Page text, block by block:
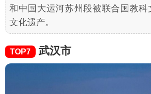
和中国大运河苏州段被联合国教科
文化遗产。
TOP7 武汉市